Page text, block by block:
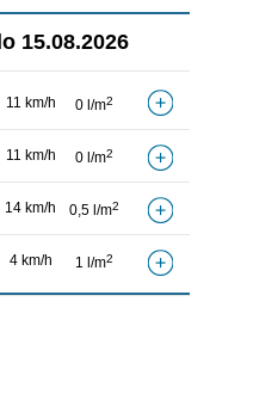
15.08.2026
11 km/h 0 l/m2
11 km/h 0 l/m2
14 km/h 0,5 l/m2
4 km/h 1 l/m2